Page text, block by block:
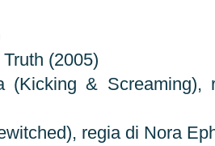
(2005)
(Kicking & Screaming),
regia di Nora